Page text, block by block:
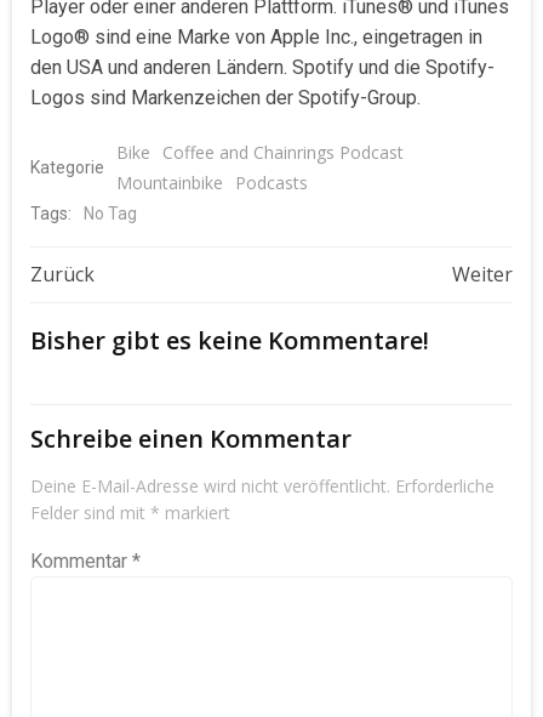
Player oder einer anderen Plattform. iTunes® und iTunes
Logo® sind eine Marke von Apple Inc., eingetragen in
den USA und anderen Ländern. Spotify und die Spotify-
Logos sind Markenzeichen der Spotify-Group.
Kategorie
Bike
Coffee and Chainrings Podcast
Mountainbike
Podcasts
Tags: No Tag
Beitragsnavigation
Zurück Weiter
Bisher gibt es keine Kommentare!
Schreibe einen Kommentar
Deine E-Mail-Adresse wird nicht veröffentlicht. Erforderliche
Felder sind mit * markiert
Kommentar *